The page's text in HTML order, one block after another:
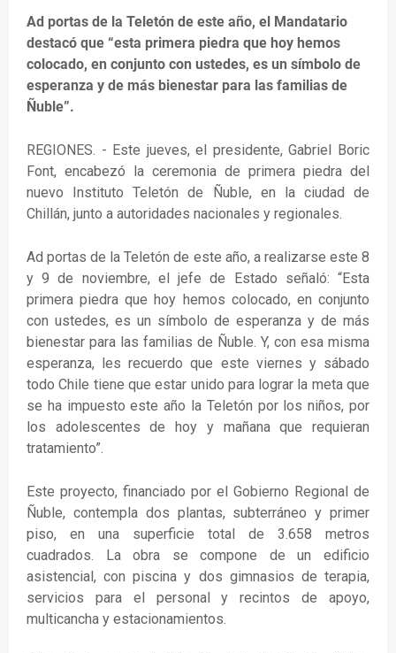
Ad portas de la Teletón de este año, el Mandatario
destacó que “esta primera piedra que hoy hemos
colocado, en conjunto con ustedes, es un símbolo de
esperanza y de más bienestar para las familias de
Ñuble”.
REGIONES. - Este jueves, el presidente, Gabriel Boric
Font, encabezó la ceremonia de primera piedra del
nuevo Instituto Teletón de Ñuble, en la ciudad de
Chillán, junto a autoridades nacionales y regionales.
Ad portas de la Teletón de este año, a realizarse este 8
y 9 de noviembre, el jefe de Estado señaló: “Esta
primera piedra que hoy hemos colocado, en conjunto
con ustedes, es un símbolo de esperanza y de más
bienestar para las familias de Ñuble. Y, con esa misma
esperanza, les recuerdo que este viernes y sábado
todo Chile tiene que estar unido para lograr la meta que
se ha impuesto este año la Teletón por los niños, por
los adolescentes de hoy y mañana que requieran
tratamiento”.
Este proyecto, financiado por el Gobierno Regional de
Ñuble, contempla dos plantas, subterráneo y primer
piso, en una superficie total de 3.658 metros
cuadrados. La obra se compone de un edificio
asistencial, con piscina y dos gimnasios de terapia,
servicios para el personal y recintos de apoyo,
multicancha y estacionamientos.